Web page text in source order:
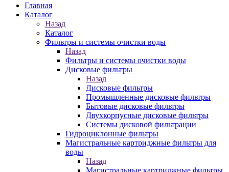
Главная
Каталог
Назад
Каталог
Фильтры и системы очистки воды
Назад
Фильтры и системы очистки воды
Дисковые фильтры
Назад
Дисковые фильтры
Промышленные дисковые фильтры
Бытовые дисковые фильтры
Двухкорпусные дисковые фильтры
Системы дисковой фильтрации
Гидроциклонные фильтры
Магистральные картриджные фильтры для
воды
Назад
Магистральные картриджные фильтры